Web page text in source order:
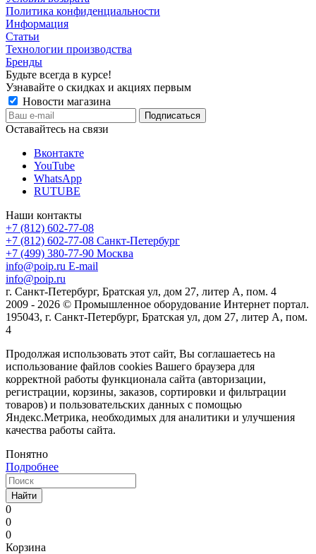
Политика конфиденциальности
Информация
Статьи
Технологии производства
Бренды
Будьте всегда в курсе!
Узнавайте о скидках и акциях первым
Новости магазина
Оставайтесь на связи
Вконтакте
YouTube
WhatsApp
RUTUBE
Наши контакты
+7 (812) 602-77-08
+7 (812) 602-77-08 Санкт-Петербург
+7 (499) 380-77-90 Москва
info@poip.ru E-mail
info@poip.ru
г. Санкт-Петербург, Братская ул, дом 27, литер А, пом. 4
2009 - 2026 © Промышленное оборудование Интернет портал.
195043, г. Санкт-Петербург, Братская ул, дом 27, литер А, пом.
4
Продолжая использовать этот сайт, Вы соглашаетесь на
использование файлов cookies Вашего браузера для
корректной работы функционала сайта (авторизации,
регистрации, корзины, заказов, сортировки и фильтрации
товаров) и пользовательских данных с помощью
Яндекс.Метрика, необходимых для аналитики и улучшения
качества работы сайта.
Понятно
Подробнее
Найти
0
0
0
Корзина